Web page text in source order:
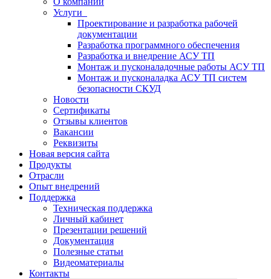
Услуги
Проектирование и разработка рабочей
документации
Разработка программного обеспечения
Разработка и внедрение АСУ ТП
Монтаж и пусконаладочные работы АСУ ТП
Монтаж и пусконаладка АСУ ТП систем
безопасности СКУД
Новости
Сертификаты
Отзывы клиентов
Вакансии
Реквизиты
Новая версия сайта
Продукты
Отрасли
Опыт внедрений
Поддержка
Техническая поддержка
Личный кабинет
Презентации решений
Документация
Полезные статьи
Видеоматериалы
Контакты